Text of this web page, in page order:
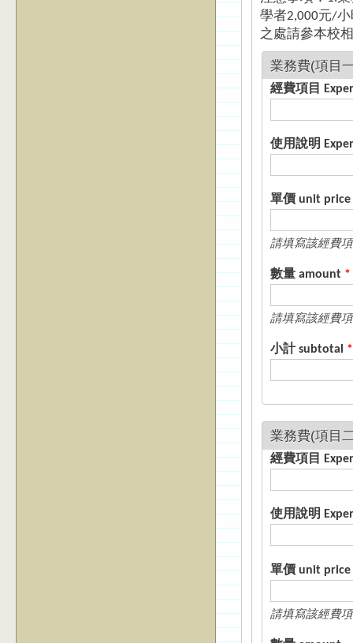
學者2,000元/
之處請參本校
經費項
使用說明
單價 unit price
請填寫該經費
數量 amount *
請填寫該經費
小計 subtotal *
經費項
使用說明
單價 unit price
請填寫該經費